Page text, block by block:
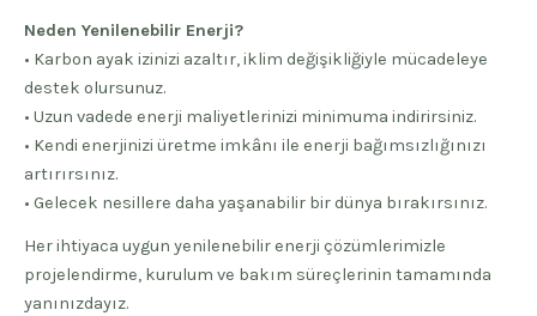
Neden Yenilenebilir Enerji?
• Karbon ayak izinizi azaltır, iklim değişikliğiyle mücadeleye
destek olursunuz.
• Uzun vadede enerji maliyetlerinizi minimuma indirirsiniz.
• Kendi enerjinizi üretme imkânı ile enerji bağımsızlığınızı
artırırsınız.
• Gelecek nesillere daha yaşanabilir bir dünya bırakırsınız.
Her ihtiyaca uygun yenilenebilir enerji çözümlerimizle
projelendirme, kurulum ve bakım süreçlerinin tamamında
yanınızdayız.